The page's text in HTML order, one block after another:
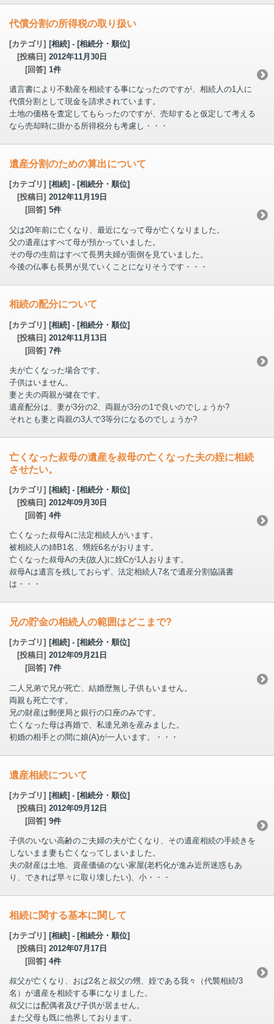
代償分割の所得税の取り扱い
[カテゴリ] [相続] - [相続分・順位]
[投稿日] 2012年11月30日
[回答] 1件
遺言書により不動産を相続する事になったのですが、相続人の1人に
代償分割として現金を請求されています。
土地の価格を査定してもらったのですが、売却すると仮定して考える
なら売却時に掛かる所得税分も考慮し・・・
遺産分割のための算出について
[カテゴリ] [相続] - [相続分・順位]
[投稿日] 2012年11月19日
[回答] 5件
父は20年前に亡くなり、最近になって母が亡くなりました。
父の遺産はすべて母が預かっていました。
その母の生前はすべて長男夫婦が面倒を見ていました。
今後の仏事も長男が見ていくことになりそうです・・・
相続の配分について
[カテゴリ] [相続] - [相続分・順位]
[投稿日] 2012年11月13日
[回答] 7件
夫が亡くなった場合です。
子供はいません。
妻と夫の両親が健在です。
遺産配分は、妻が3分の2、両親が3分の1で良いのでしょうか?
それとも妻と両親の3人で3等分になるのでしょうか?
亡くなった叔母の遺産を叔母の亡くなった夫の姪に相続
させたい。
[カテゴリ] [相続] - [相続分・順位]
[投稿日] 2012年09月30日
[回答] 4件
亡くなった叔母Aに法定相続人がいます。
被相続人の姉B1名、甥姪6名がおります。
亡くなった叔母Aの夫(故人)に姪Cが1人おります。
叔母Aは遺言を残しておらず、法定相続人7名で遺産分割協議書
は・・・
兄の貯金の相続人の範囲はどこまで?
[カテゴリ] [相続] - [相続分・順位]
[投稿日] 2012年09月21日
[回答] 7件
二人兄弟で兄が死亡、結婚歴無し子供もいません。
両親も死亡です。
兄の財産は郵便局と銀行の口座のみです。
亡くなった母は再婚で、私達兄弟を産みました。
初婚の相手との間に娘(A)が一人います。・・・
遺産相続について
[カテゴリ] [相続] - [相続分・順位]
[投稿日] 2012年09月12日
[回答] 9件
子供のいない高齢のご夫婦の夫が亡くなり、その遺産相続の手続きを
しないまま妻も亡くなってしまいました。
夫の財産は土地、資産価値のない家屋(老朽化が進み近所迷惑もあ
り、できれば早々に取り壊したい)、小・・・
相続に関する基本に関して
[カテゴリ] [相続] - [相続分・順位]
[投稿日] 2012年07月17日
[回答] 4件
叔父が亡くなり、おば2名と叔父の甥、姪である我々（代襲相続/3
名）が遺産を相続する事になりました。
叔父には配偶者及び子供が居ません。
また父母も既に他界しております。